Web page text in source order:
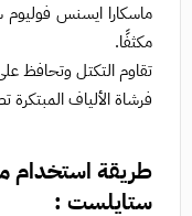
ماسكارا ايسنس
مكثفًا.
تقاوم التكتل وتحافظ
فرشاة الألياف
طريقة استخدام
ستايلست :